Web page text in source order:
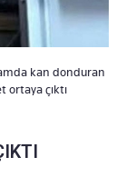
kan donduran
çıktı